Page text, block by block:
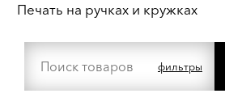
Печать на ручках и кружках
фильтры